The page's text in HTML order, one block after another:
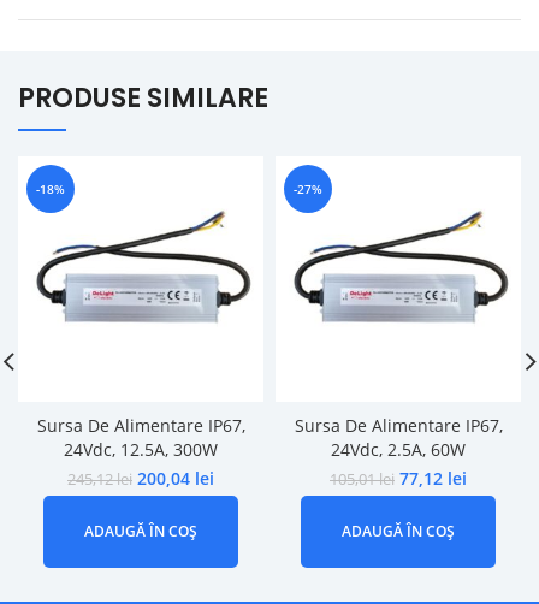
PRODUSE SIMILARE
-18%
Sursa De Alimentare IP67,
24Vdc, 12.5A, 300W
245,12lei 200,04 lei
ADAUGĂ ÎN COȘ
-27%
Sursa De Alimentare IP67,
24Vdc, 2.5A, 60W
105,01lei 77,12 lei
ADAUGĂ ÎN COȘ